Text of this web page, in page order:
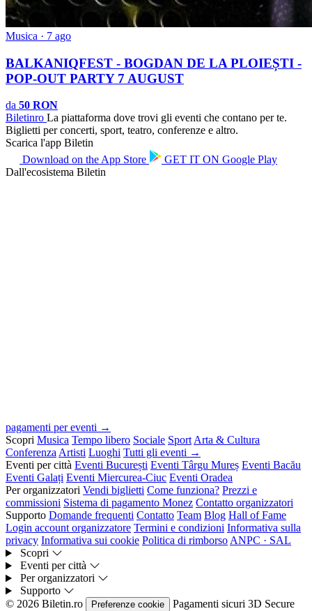
Musica · 7 ago
BALKANIQFEST - BOGDAN DE LA PLOIEȘTI -
POP-OUT PARTY 7 AUGUST
da 50 RON
Biletinro La piattaforma dove trovi gli eventi che contano per te.
Biglietti per concerti, sport, teatro, conferenze e altro.
Scarica l'app Biletin
Download on the App Store GET IT ON Google Play
Dall'ecosistema Biletin
pagamenti per eventi →
Scopri Musica Tempo libero Sociale Sport Arta & Cultura
Conferenza Artisti Luoghi Tutti gli eventi →
Eventi per città Eventi București Eventi Târgu Mureș Eventi Bacău
Eventi Galați Eventi Miercurea-Ciuc Eventi Oradea
Per organizzatori Vendi biglietti Come funziona? Prezzi e
commissioni Sistema di pagamento Monez Contatto organizzatori
Supporto Domande frequenti Contatto Team Blog Hall of Fame
Login account organizzatore Termini e condizioni Informativa sulla
privacy Informativa sui cookie Politica di rimborso ANPC · SAL
Scopri
Eventi per città
Per organizzatori
Supporto
© 2026 Biletin.ro
Preferenze cookie Pagamenti sicuri 3D Secure